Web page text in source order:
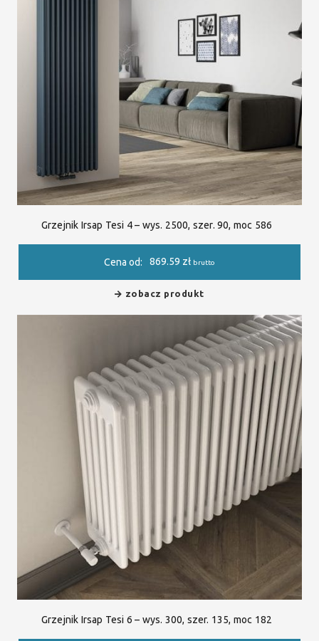
Grzejnik Irsap Tesi 4 – wys. 2500, szer. 90, moc 586
Cena od: 869.59 zł brutto
zobacz produkt
Grzejnik Irsap Tesi 6 – wys. 300, szer. 135, moc 182